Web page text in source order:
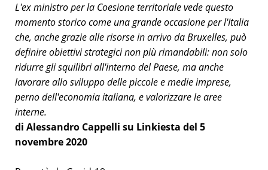
L'ex ministro per la Coesione territoriale vede questo
momento storico come una grande occasione per l'Italia
che, anche grazie alle risorse in arrivo da Bruxelles, può
definire obiettivi strategici non più rimandabili: non solo
ridurre gli squilibri all'interno del Paese, ma anche
lavorare allo sviluppo delle piccole e medie imprese,
perno dell'economia italiana, e valorizzare le aree
interne.
di Alessandro Cappelli su Linkiesta del 5
novembre 2020